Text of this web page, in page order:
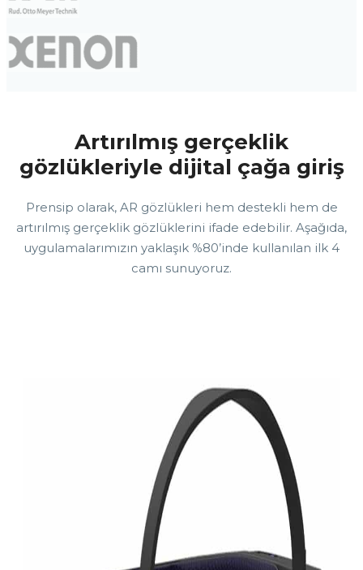
Artırılmış gerçeklik
gözlükleriyle dijital çağa giriş
Prensip olarak, AR gözlükleri hem destekli hem de
artırılmış gerçeklik gözlüklerini ifade edebilir. Aşağıda,
uygulamalarımızın yaklaşık %80’inde kullanılan ilk 4
camı sunuyoruz.